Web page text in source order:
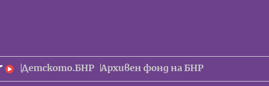
Детското.БНР Архивен фонд на БНР